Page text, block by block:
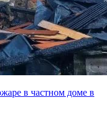
в частном доме в